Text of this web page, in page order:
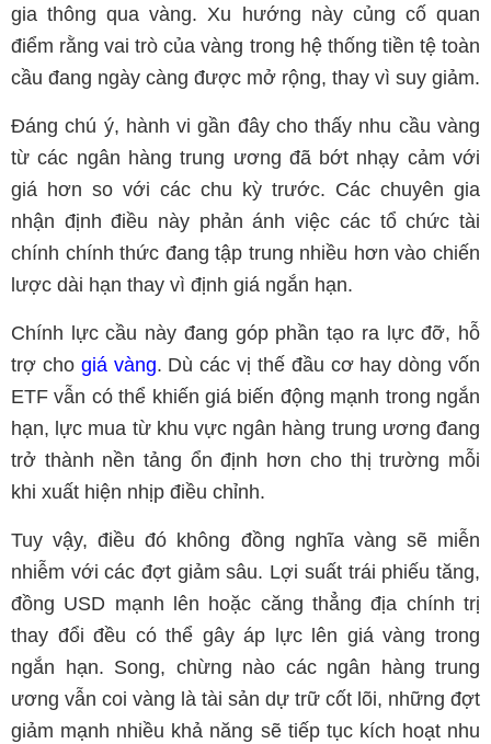
gia thông qua vàng. Xu hướng này củng cố quan
điểm rằng vai trò của vàng trong hệ thống tiền tệ toàn
cầu đang ngày càng được mở rộng, thay vì suy giảm.
Đáng chú ý, hành vi gần đây cho thấy nhu cầu vàng
từ các ngân hàng trung ương đã bớt nhạy cảm với
giá hơn so với các chu kỳ trước. Các chuyên gia
nhận định điều này phản ánh việc các tổ chức tài
chính chính thức đang tập trung nhiều hơn vào chiến
lược dài hạn thay vì định giá ngắn hạn.
Chính lực cầu này đang góp phần tạo ra lực đỡ, hỗ
trợ cho giá vàng. Dù các vị thế đầu cơ hay dòng vốn
ETF vẫn có thể khiến giá biến động mạnh trong ngắn
hạn, lực mua từ khu vực ngân hàng trung ương đang
trở thành nền tảng ổn định hơn cho thị trường mỗi
khi xuất hiện nhịp điều chỉnh.
Tuy vậy, điều đó không đồng nghĩa vàng sẽ miễn
nhiễm với các đợt giảm sâu. Lợi suất trái phiếu tăng,
đồng USD mạnh lên hoặc căng thẳng địa chính trị
thay đổi đều có thể gây áp lực lên giá vàng trong
ngắn hạn. Song, chừng nào các ngân hàng trung
ương vẫn coi vàng là tài sản dự trữ cốt lõi, những đợt
giảm mạnh nhiều khả năng sẽ tiếp tục kích hoạt nhu